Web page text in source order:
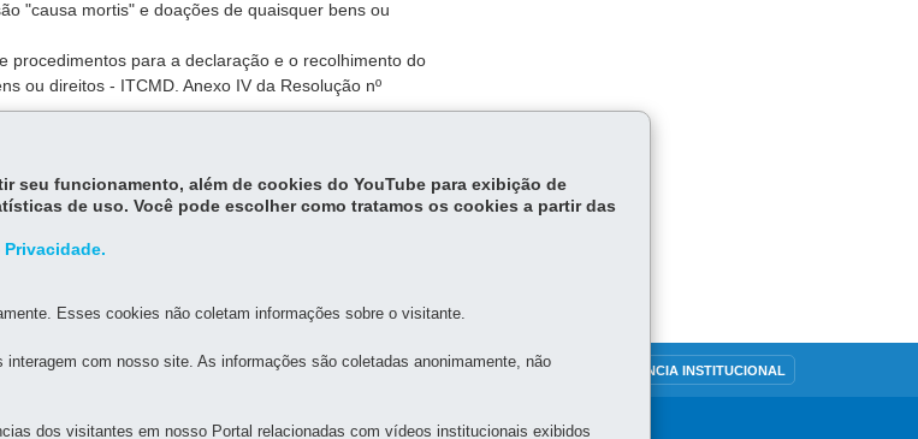
"causa mortis" e doações de quaisquer bens ou
procedimentos para a declaração e o recolhimento do
ou direitos - ITCMD. Anexo IV da Resolução nº
Publicada em 17 de outubro de 2025.
MAPA DO SITE DENUNCIE CORRUPÇÃO OUVIDORIA TRANSPARÊNCIA INSTITUCIONAL
seu funcionamento, além de cookies do YouTube para exibição de
de uso. Você pode escolher como tratamos os cookies a partir das
Esses cookies não coletam informações sobre o visitante.
com nosso site. As informações são coletadas anonimamente, não
dos visitantes em nosso Portal relacionadas com vídeos institucionais exibidos